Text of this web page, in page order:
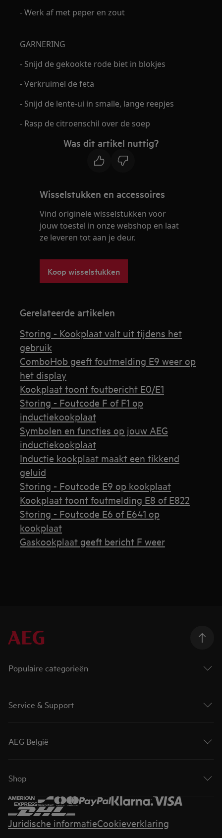
- Werk af met peper en zout
GARNERING
- Snijd de gekookte rode biet in blokjes
- Verkruimel de feta
- Snijd de lente-ui in smalle, lange reepjes
- Rasp de citroenschil over de soep
Was dit artikel nuttig?
Wisselstukken en accessoires
Vind originele wisselstukken voor
jouw toestel in onze webshop en laat
ze leveren tot aan je deur.
Koop wisselstukken
Gerelateerde artikelen
Storing - Kookplaat valt uit tijdens het
gebruik
ComboHob geeft foutmelding E9 weer op
het display
Kookplaat toont foutbericht E0/E1
Storing - Foutcode F of F1 op
inductiekookplaat
Symbolen en functies op jouw AEG
inductiekookplaat
Inductie kookplaat maakt een tikkend
geluid
Storing - Foutcode E9 op kookplaat
Kookplaat toont foutmelding E8 of E822
Storing - Foutcode E6 of E641 op
kookplaat
Gaskookplaat geeft bericht F weer
Populaire categorieën
Service & Support
AEG België
Shop
Juridische informatieCookieverklaring